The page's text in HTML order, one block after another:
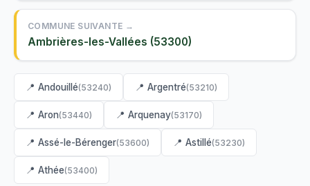
COMMUNE SUIVANTE →
Ambrières-les-Vallées (53300)
📍 Andouillé(53240) 📍 Argentré(53210)
📍 Aron(53440) 📍 Arquenay(53170)
📍 Assé-le-Bérenger(53600) 📍 Astillé(53230)
📍 Athée(53400)